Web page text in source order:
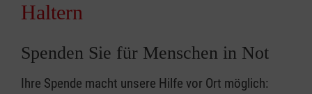
Haltern
Spenden Sie für Menschen in Not
Ihre Spende macht unsere Hilfe vor Ort möglich: